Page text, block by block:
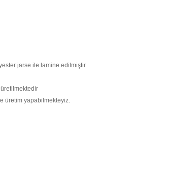
jarse ile lamine edilmiştir.
üretim yapabilmekteyiz.